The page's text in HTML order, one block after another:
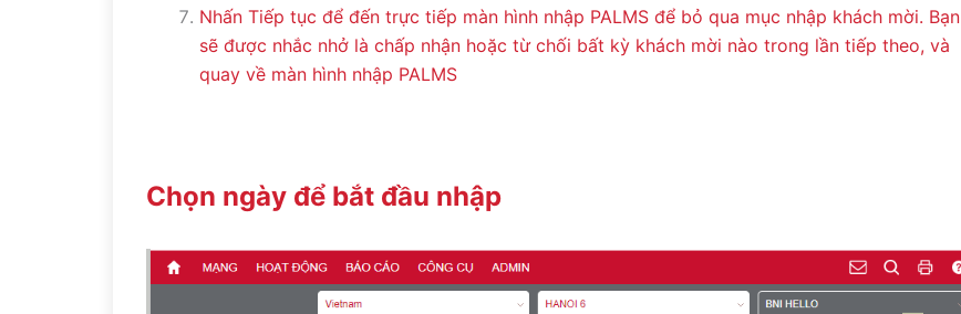
Nhấn Tiếp tục để đến trực tiếp màn hình nhập PALMS để bỏ qua mục nhập khách mời. Bạn
sẽ được nhắc nhở là chấp nhận hoặc từ chối bất kỳ khách mời nào trong lần tiếp theo, và
quay về màn hình nhập PALMS
Chọn ngày để bắt đầu nhập